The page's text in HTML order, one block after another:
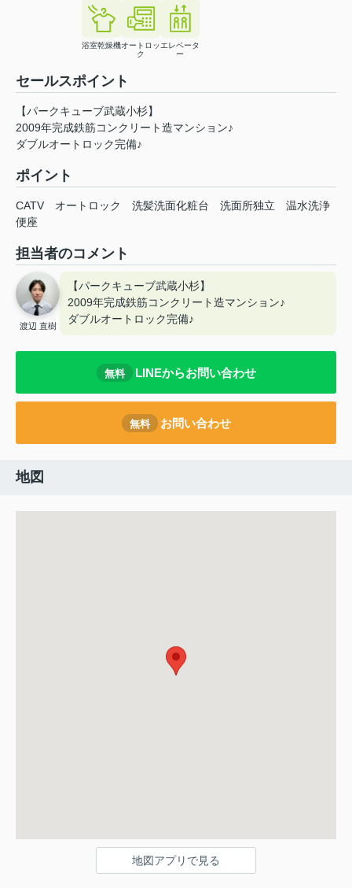
浴室乾燥機オートロッ
ク
エレベータ
ー
セールスポイント
【パークキューブ武蔵小杉】
2009年完成鉄筋コンクリート造マンション♪
ダブルオートロック完備♪
ポイント
CATV オートロック 洗髪洗面化粧台 洗面所独立
温水洗浄
便座
担当者のコメント
渡辺 直樹
【パークキューブ武蔵小杉】
2009年完成鉄筋コンクリート造マンション♪
ダブルオートロック完備♪
無料 LINEからお問い合わせ
無料 お問い合わせ
地図
地図アプリで見る